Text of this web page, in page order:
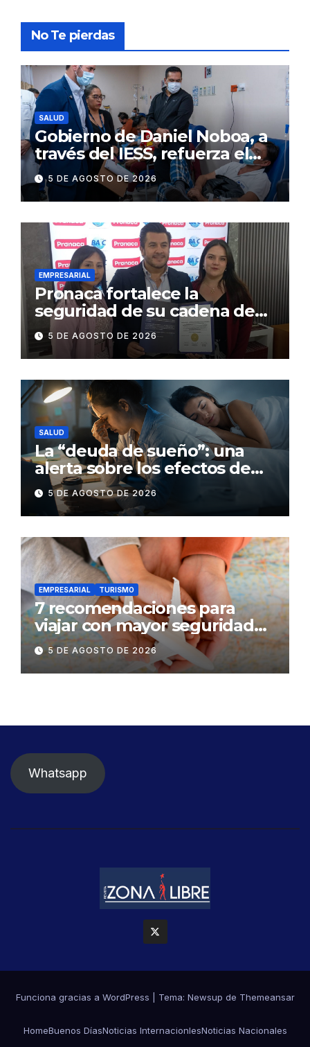
No Te pierdas
SALUD
Gobierno de Daniel Noboa, a
través del IESS, refuerza el
abastecimiento de insulina
en 86 establecimientos de
salud
5 DE AGOSTO DE 2026
EMPRESARIAL
Pronaca fortalece la
seguridad de su cadena de
suministro con certificación
BASC en dos plantas
5 DE AGOSTO DE 2026
SALUD
La “deuda de sueño”: una
alerta sobre los efectos de
dormir mal en la salud física y
mental
5 DE AGOSTO DE 2026
EMPRESARIAL TURISMO
7 recomendaciones para
viajar con mayor seguridad
dentro y fuera del Ecuador
5 DE AGOSTO DE 2026
Whatsapp
Funciona gracias a WordPress Tema: Newsup de Themeansar
HomeBuenos DíasNoticias InternacionlesNoticias Nacionales